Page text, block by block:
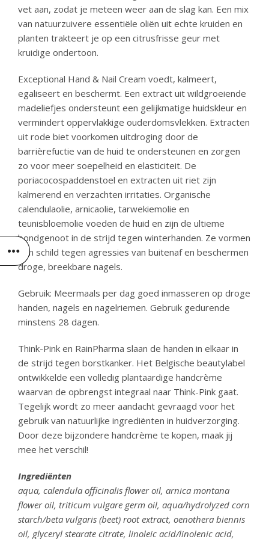
vet aan, zodat je meteen weer aan de slag kan. Een mix
van natuurzuivere essentiële oliën uit echte kruiden en
planten trakteert je op een citrusfrisse geur met
kruidige ondertoon.
Exceptional Hand & Nail Cream voedt, kalmeert,
egaliseert en beschermt. Een extract uit wildgroeiende
madeliefjes ondersteunt een gelijkmatige huidskleur en
vermindert oppervlakkige ouderdomsvlekken. Extracten
uit rode biet voorkomen uitdroging door de
barrièrefuctie van de huid te ondersteunen en zorgen
zo voor meer soepelheid en elasticiteit. De
poriacocospaddenstoel en extracten uit riet zijn
kalmerend en verzachten irritaties. Organische
calendulaolie, arnicaolie, tarwekiemolie en
teunisbloemolie voeden de huid en zijn de ultieme
bondgenoot in de strijd tegen winterhanden. Ze vormen
een schild tegen agressies van buitenaf en beschermen
droge, breekbare nagels.
Gebruik: Meermaals per dag goed inmasseren op droge
handen, nagels en nagelriemen. Gebruik gedurende
minstens 28 dagen.
Think-Pink en RainPharma slaan de handen in elkaar in
de strijd tegen borstkanker. Het Belgische beautylabel
ontwikkelde een volledig plantaardige handcrème
waarvan de opbrengst integraal naar Think-Pink gaat.
Tegelijk wordt zo meer aandacht gevraagd voor het
gebruik van natuurlijke ingrediënten in huidverzorging.
Door deze bijzondere handcrème te kopen, maak jij
mee het verschil!
Ingrediënten
aqua, calendula officinalis flower oil, arnica montana
flower oil, triticum vulgare germ oil, aqua/hydrolyzed corn
starch/beta vulgaris (beet) root extract, oenothera biennis
oil, glyceryl stearate citrate, linoleic acid/linolenic acid,